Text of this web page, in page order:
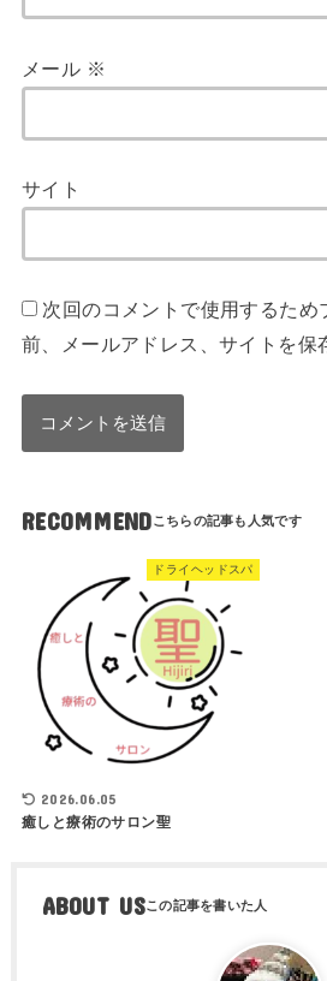
メール ※
サイト
次回のコメントで使用するため
前、メールアドレス、サイトを保
RECOMMEND
ドライヘッドスパ
2026.06.05
癒しと療術のサロン聖
ABOUT US